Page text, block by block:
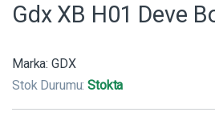
Gdx XB H01 Deve
Marka: GDX
Stok Durumu:Stokta